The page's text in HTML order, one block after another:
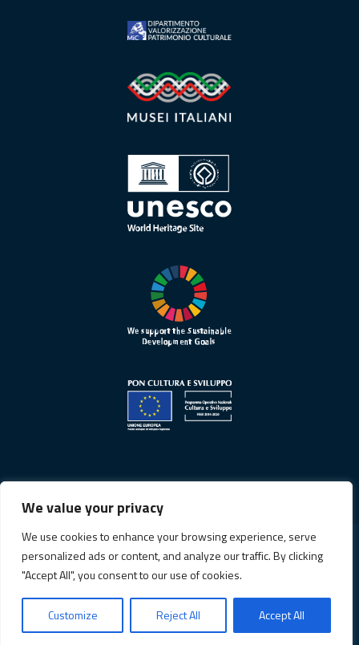
We value your privacy
We use cookies to enhance your browsing experience, serve
personalized ads or content, and analyze our traffic. By clicking
"Accept All", you consent to our use of cookies.
Customize Reject All Accept All
Informativa sulla privacy
© Copyright 2026. All Rights Reserved